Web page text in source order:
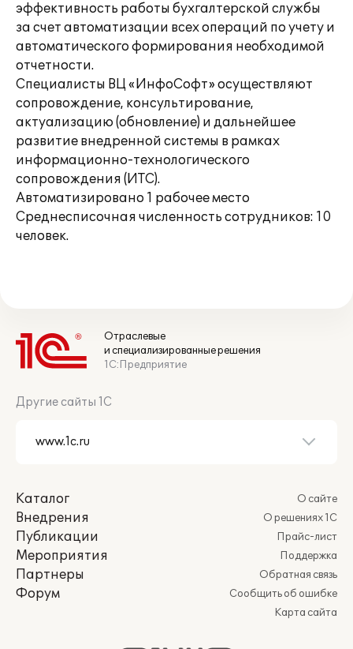
эффективность работы бухгалтерской службы
за счет автоматизации всех операций по учету и
автоматического формирования необходимой
отчетности.
Специалисты ВЦ «ИнфоСофт» осуществляют
сопровождение, консультирование,
актуализацию (обновление) и дальнейшее
развитие внедренной системы в рамках
информационно-технологического
сопровождения (ИТС).
Автоматизировано 1 рабочее место
Среднесписочная численность сотрудников: 10
человек.
Отраслевые
и специализированные решения
1С:Предприятие
Другие сайты 1С
Каталог
Внедрения
Публикации
Мероприятия
Партнеры
Форум
О сайте
О решениях 1С
Прайс-лист
Поддержка
Обратная связь
Сообщить об ошибке
Карта сайта